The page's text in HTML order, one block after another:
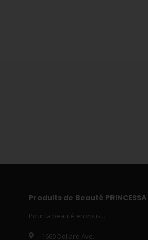
Produits de Beauté PRINCESSA
Pour la beauté en vous...
1669 Dollard Ave.